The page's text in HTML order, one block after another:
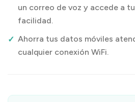
un correo de voz y accede a
facilidad.
Ahorra tus datos móviles
cualquier conexión WiFi.